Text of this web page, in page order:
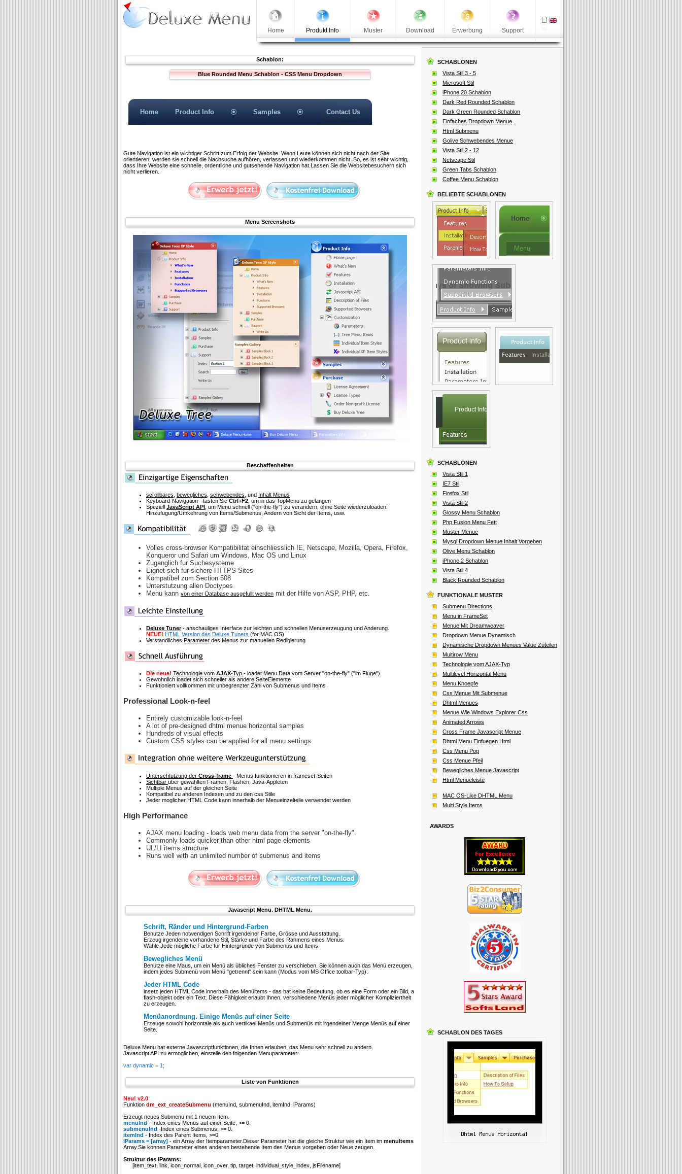
Home Produkt Info Muster Download Erwerbung Support
Schablon:
Blue Rounded Menu Schablon - CSS Menu Dropdown
Home Product Info Samples Contact Us
Gute Navigation ist ein wichtiger Schritt zum Erfolg der Website. Wenn Leute können sich nicht nach der Site
orientieren, werden sie schnell die Nachsuche aufhören, verlassen und wiederkommen nicht. So, es ist sehr wichtig,
dass Ihre Website eine schnelle, ordentliche und gutsehende Navigation hat.Lassen Sie die Websitebesuchern sich
nicht verlieren.
Menu Screenshots
Beschaffenheiten
scrollbares bewegliches schwebendes , und Inhalt Menus
Keyboard-Navigation - tasten Sie Ctrl+F2 , um in das TopMenu zu gelangen
Speziell JavaScript API , um Menu schnell ("on-the-fly") zu verandern, ohne Seite wiederzuloaden:
Hinzufugung/Umkehrung von Items/Submenus, Andern von Sicht der Items, usw.
Volles cross-browser Kompatibilitat einschliesslich IE, Netscape, Mozilla, Opera, Firefox,
Konqueror und Safari um Windows, Mac OS und Linux
Zuganglich fur Suchesysteme
Eignet sich fur sichere HTTPS Sites
Kompatibel zum Section 508
Unterstutzung allen Doctypes
Menu kann von einer Database ausgefullt werden mit der Hilfe von ASP, PHP, etc.
Deluxe Tuner- anschauliges Interface zur leichten und schnellen Menuserzeugung und Anderung.
NEUE! HTML Version des Deluxe Tuners (for MAC OS)
Verstandliches Parameter des Menus zur manuellen Redigierung
Die neue! Technologie vom AJAX-Typ - loadet Menu Data vom Server "on-the-fly" ("im Fluge")
Gewohnlich loadet sich schneller als andere SeiteElemente
Funktioniert vollkommen mit unbegrenzter Zahl von Submenus und Items
Professional Look-n-feel
Entirely customizable look-n-feel
A lot of pre-designed dhtml menue horizontal samples
Hundreds of visual effects
Custom CSS styles can be applied for all menu settings
Unterschtutzung der Cross-frame - Menus funktionieren in frameset-Seiten
Sichtbar uber gewahlten Framen, Flashen, Java-Appleten
Multiple Menus auf der gleichen Seite
Kompatibel zu anderen Indexen und zu den css Stile
Jeder moglicher HTML Code kann innerhalb der Menueinzelteile verwendet werden
High Performance
AJAX menu loading - loads web menu data from the server "on-the-fly".
Commonly loads quicker than other html page elements
UL/LI items structure
Runs well with an unlimited number of submenus and items
Javascript Menu. DHTML Menu.
Schrift, Ränder und Hintergrund-Farben
Benutze Jeden notwendigen Schrift irgendeiner Farbe, Grösse und Ausstattung.
Erzeug irgendeine vorhandene Stil, Stärke und Farbe des Rahmens eines Menüs.
Wähle Jede mögliche Farbe für Hintergründe von Submenüs und Items.
Bewegliches Menü
Benutze eine Maus, um ein Menü als übliches Fenster zu verschieben. Sie können auch das Menü erzeugen,
indem jedes Submenü vom Menü "getrennt" sein kann (Modus vom MS Office toolbar-Typ).
Jeder HTML Code
insetz jeden HTML Code innerhalb des Menüitems - das hat keine Bedeutung, ob es eine Form oder ein Bild, a
flash-objekt oder ein Text. Diese Fähigkeit erlaubt Ihnen, verschiedene Menüs jeder möglicher Kompliziertheit
zu erzeugen.
Menüanordnung. Einige Menüs auf einer Seite
Erzeuge sowohl horizontale als auch vertikael Menüs und Submenüs mit irgendeiner Menge Menüs auf einer
Seite.
Deluxe Menu hat externe Javascriptfunktionen, die Ihnen erlauben, das Menu sehr schnell zu andern.
Javascript API zu ermoglichen, einstelle den folgenden Menuparameter:
var dynamic = 1;
Liste von Funktionen
Neu! v2.0
Funktion dm_ext_createSubmenu (menuInd, submenuInd, itemInd, iParams)
Erzeugt neues Submenu mit 1 neuem Item.
menuInd - Index eines Menus auf einer Seite, >= 0.
submenuInd -Index eines Submenus, >= 0.
itemInd - Index des Parent Items, >=0.
iParams = [array] - ein Array der Itemparameter.Dieser Parameter hat die gleiche Struktur wie ein Item im menuItems
Array.Sie konnen Parameter eines anderen bestehende Item des Menus vorgeben oder Neue zeugen.
Struktur des iParams:
[item_text, link, icon_normal, icon_over, tip, target, individual_style_index, jsFilename]
SCHABLONEN
Vista Stil 3 - 5
Microsoft Stil
iPhone 20 Schablon
Dark Red Rounded Schablon
Dark Green Rounded Schablon
Einfaches Dropdown Menue
Html Submenu
Golive Schwebendes Menue
Vista Stil 2 - 12
Netscape Stil
Green Tabs Schablon
Coffee Menu Schablon
BELIEBTE SCHABLONEN
SCHABLONEN
Vista Stil 1
IE7 Stil
Firefox Stil
Vista Stil 2
Glossy Menu Schablon
Php Fusion Menu Fett
Muster Menue
Mysql Dropdown Menue Inhalt Vorgeben
Olive Menu Schablon
iPhone 2 Schablon
Vista Stil 4
Black Rounded Schablon
FUNKTIONALE MUSTER
Submenu Directions
Menu in FrameSet
Menue Mit Dreamweaver
Dropdown Menue Dynamisch
Dynamische Dropdown Menues Value Zuteilen
Multirow Menu
Technologie vom AJAX-Typ
Multilevel Horizontal Menu
Menu Knoepfe
Css Menue Mit Submenue
Dhtml Menues
Menue Wie Windows Explorer Css
Animated Arrows
Cross Frame Javascript Menue
Dhtml Menu Einfuegen Html
Css Menu Pop
Css Menue Pfeil
Bewegliches Menue Javascript
Html Menueleiste
MAC OS-Like DHTML Menu
Multi Style Items
AWARDS
SCHABLON DES TAGES